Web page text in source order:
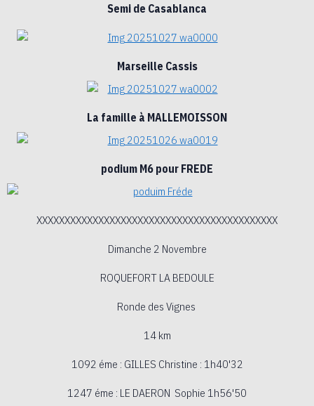
Semi de Casablanca
Marseille Cassis
La famille à MALLEMOISSON
podium M6 pour FREDE
XXXXXXXXXXXXXXXXXXXXXXXXXXXXXXXXXXXXXXXXXXX
Dimanche 2 Novembre
ROQUEFORT LA BEDOULE
Ronde des Vignes
14 km
1092 éme : GILLES Christine : 1h40'32
1247 éme : LE DAERON Sophie 1h56'50